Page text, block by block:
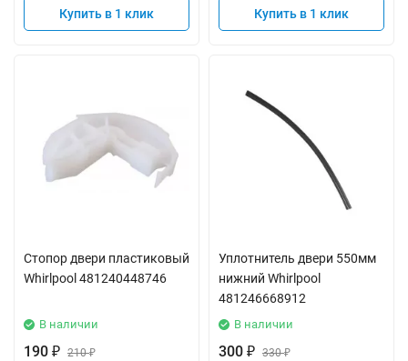
Купить в 1 клик Купить в 1 клик
Стопор двери пластиковый
Whirlpool 481240448746
В наличии
190 ₽ 210₽
Уплотнитель двери 550мм
нижний Whirlpool
481246668912
В наличии
300 ₽ 330₽